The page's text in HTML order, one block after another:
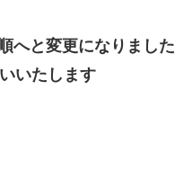
へと変更になりました
いたします